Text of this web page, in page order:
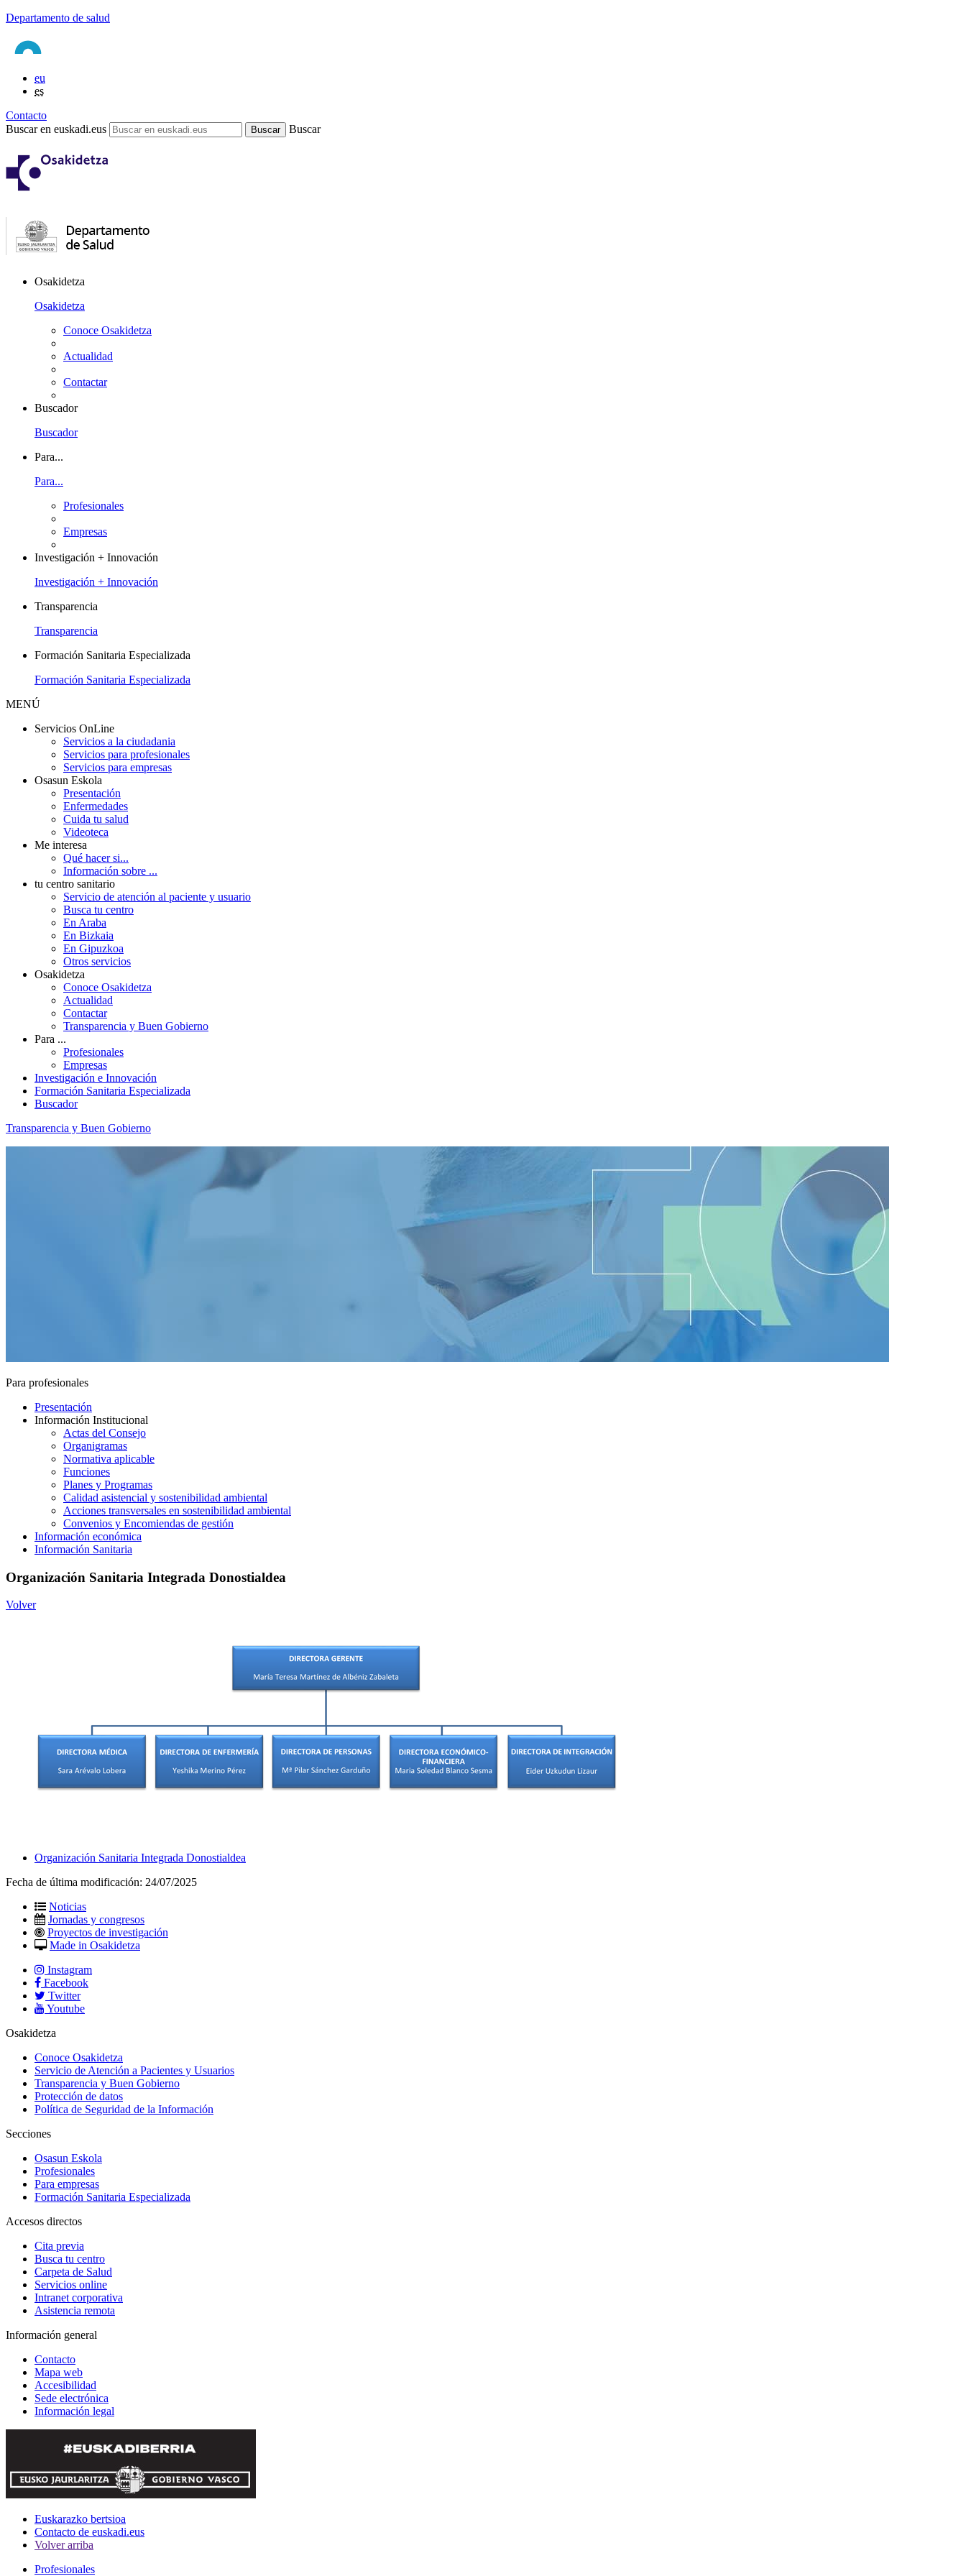
Departamento de salud
eu
es
Contacto
Buscar en euskadi.eus
Buscar
Osakidetza
Osakidetza
Conoce Osakidetza
Actualidad
Contactar
Buscador
Buscador
Para...
Para...
Profesionales
Empresas
Investigación + Innovación
Investigación + Innovación
Transparencia
Transparencia
Formación Sanitaria Especializada
Formación Sanitaria Especializada
MENÚ
Servicios OnLine
Servicios a la ciudadania
Servicios para profesionales
Servicios para empresas
Osasun Eskola
Presentación
Enfermedades
Cuida tu salud
Videoteca
Me interesa
Qué hacer si...
Información sobre ...
tu centro sanitario
Servicio de atención al paciente y usuario
Busca tu centro
En Araba
En Bizkaia
En Gipuzkoa
Otros servicios
Osakidetza
Conoce Osakidetza
Actualidad
Contactar
Transparencia y Buen Gobierno
Para ...
Profesionales
Empresas
Investigación e Innovación
Formación Sanitaria Especializada
Buscador
Transparencia y Buen Gobierno
Para profesionales
Presentación
Información Institucional
Actas del Consejo
Organigramas
Normativa aplicable
Funciones
Planes y Programas
Calidad asistencial y sostenibilidad ambiental
Acciones transversales en sostenibilidad ambiental
Convenios y Encomiendas de gestión
Información económica
Información Sanitaria
Organización Sanitaria Integrada Donostialdea
Volver
Organización Sanitaria Integrada Donostialdea
Fecha de última modificación: 24/07/2025
Noticias
Jornadas y congresos
Proyectos de investigación
Made in Osakidetza
Instagram
Facebook
Twitter
Youtube
Osakidetza
Conoce Osakidetza
Servicio de Atención a Pacientes y Usuarios
Transparencia y Buen Gobierno
Protección de datos
Política de Seguridad de la Información
Secciones
Osasun Eskola
Profesionales
Para empresas
Formación Sanitaria Especializada
Accesos directos
Cita previa
Busca tu centro
Carpeta de Salud
Servicios online
Intranet corporativa
Asistencia remota
Información general
Contacto
Mapa web
Accesibilidad
Sede electrónica
Información legal
Euskarazko bertsioa
Contacto de euskadi.eus
Volver arriba
Profesionales